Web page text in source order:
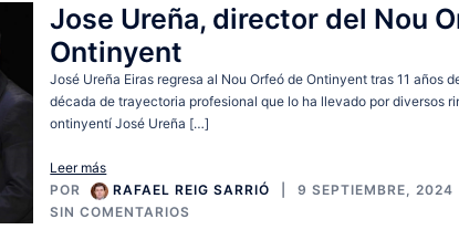
Jose Ureña, director del Nou
Ontinyent
José Ureña Eiras regresa al Nou Orfeó de Ontinyent tras 11 años
década de trayectoria profesional que lo ha llevado por diversos
ontinyentí José Ureña […]
Leer más
POR
RAFAEL REIG SARRIÓ 9 SEPTIEMBRE, 2024
SIN COMENTARIOS